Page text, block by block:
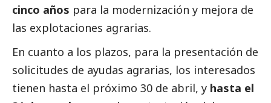
cinco años para la modernización y mejora de
las explotaciones agrarias.
En cuanto a los plazos, para la presentación de
solicitudes de ayudas agrarias, los interesados
tienen hasta el próximo 30 de abril, y hasta el